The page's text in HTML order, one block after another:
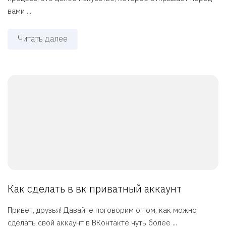
вами ...
Читать далее
Как сделать в вк приватный аккаунт
Привет, друзья! Давайте поговорим о том, как можно
сделать свой аккаунт в ВКонтакте чуть более ...